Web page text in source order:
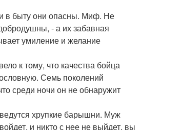
и в быту они опасны. Миф. Не
- а их забавная
умиление и желание
к тому, что качества бойца
Семь поколений
среди ночи он не обнаружит
хрупкие барышни. Муж
и никто с нее не выйдет, вы